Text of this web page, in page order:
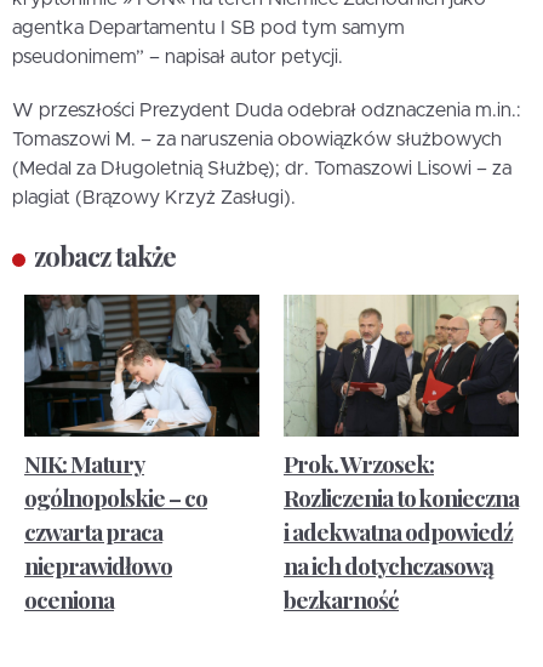
agentka Departamentu I SB pod tym samym
pseudonimem” – napisał autor petycji.
W przeszłości Prezydent Duda odebrał odznaczenia m.in.:
Tomaszowi M. – za naruszenia obowiązków służbowych
(Medal za Długoletnią Służbę); dr. Tomaszowi Lisowi – za
plagiat (Brązowy Krzyż Zasługi).
zobacz także
NIK: Matury
ogólnopolskie – co
czwarta praca
nieprawidłowo
oceniona
Prok. Wrzosek:
Rozliczenia to konieczna
i adekwatna odpowiedź
na ich dotychczasową
bezkarność